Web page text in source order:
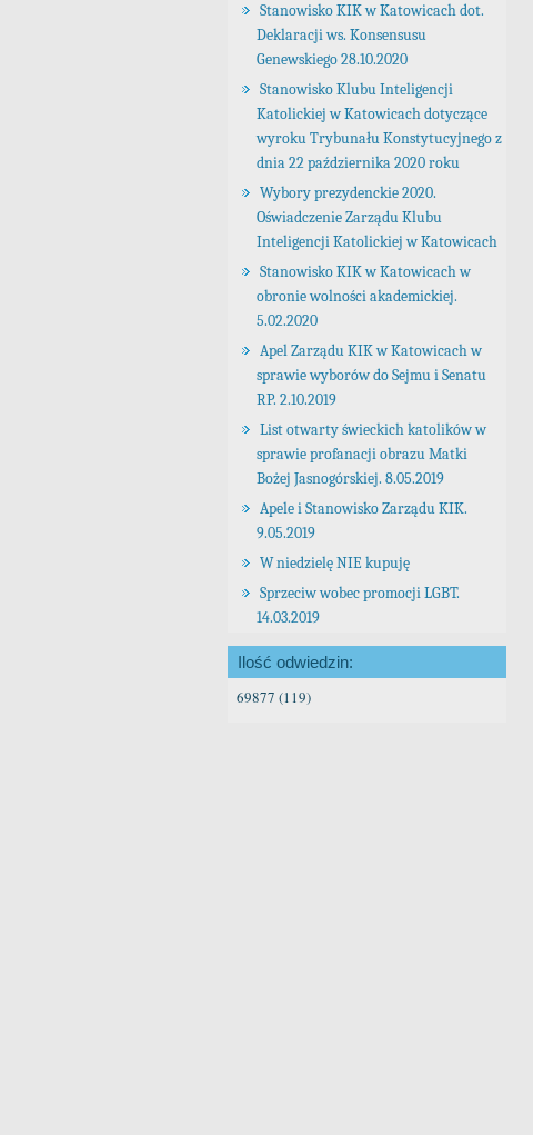
Stanowisko KIK w Katowicach dot.
Deklaracji ws. Konsensusu
Genewskiego 28.10.2020
Stanowisko Klubu Inteligencji
Katolickiej w Katowicach dotyczące
wyroku Trybunału Konstytucyjnego z
dnia 22 października 2020 roku
Wybory prezydenckie 2020.
Oświadczenie Zarządu Klubu
Inteligencji Katolickiej w Katowicach
Stanowisko KIK w Katowicach w
obronie wolności akademickiej.
5.02.2020
Apel Zarządu KIK w Katowicach w
sprawie wyborów do Sejmu i Senatu
RP. 2.10.2019
List otwarty świeckich katolików w
sprawie profanacji obrazu Matki
Bożej Jasnogórskiej. 8.05.2019
Apele i Stanowisko Zarządu KIK.
9.05.2019
W niedzielę NIE kupuję
Sprzeciw wobec promocji LGBT.
14.03.2019
Ilość odwiedzin:
69877 (119)